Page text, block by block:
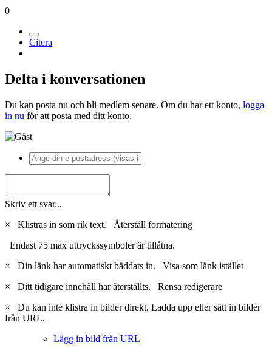
0
Citera
Delta i konversationen
Du kan posta nu och bli medlem senare. Om du har ett konto, logga
in nu för att posta med ditt konto.
Skriv ett svar...
×
Klistras in som rik text. Återställ formatering
Endast 75 max uttryckssymboler är tillåtna.
×
Din länk har automatiskt bäddats in. Visa som länk istället
×
Ditt tidigare innehåll har återställts. Rensa redigerare
×
Du kan inte klistra in bilder direkt. Ladda upp eller sätt in bilder
från URL.
Lägg in bild från URL